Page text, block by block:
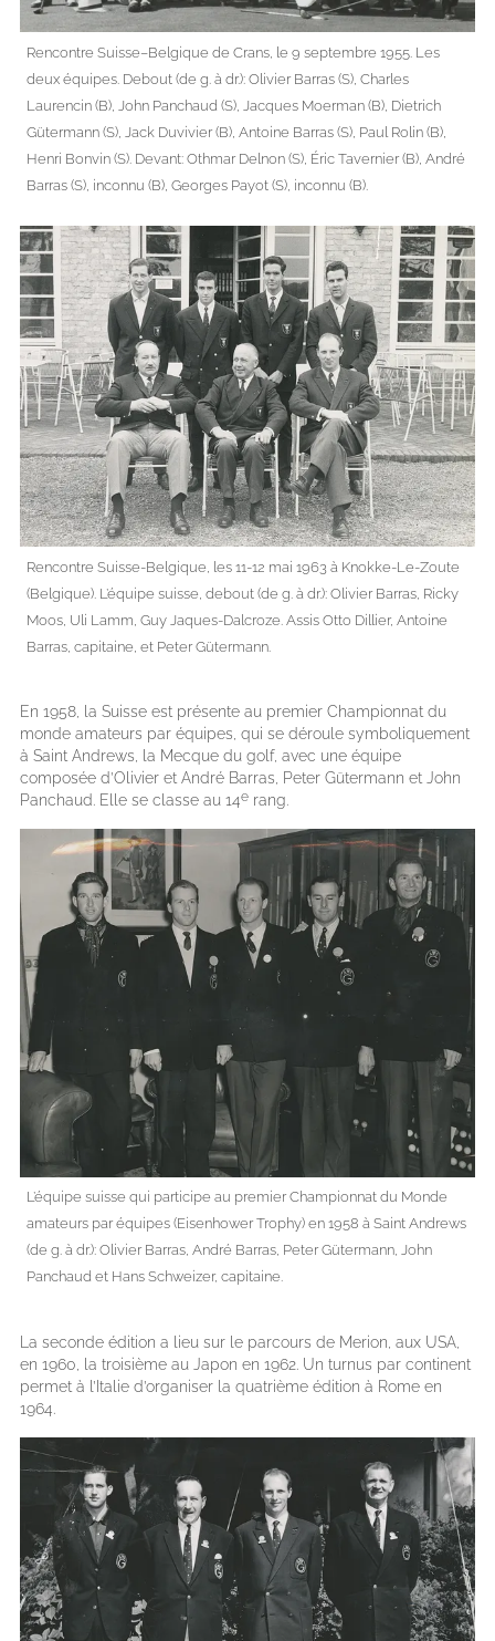
Rencontre Suisse–Belgique de Crans, le 9 septembre 1955. Les
deux équipes. Debout (de g. à dr.): Olivier Barras (S), Charles
Laurencin (B), John Panchaud (S), Jacques Moerman (B), Dietrich
Gütermann (S), Jack Duvivier (B), Antoine Barras (S), Paul Rolin (B),
Henri Bonvin (S). Devant: Othmar Delnon (S), Éric Tavernier (B), André
Barras (S), inconnu (B), Georges Payot (S), inconnu (B).
Rencontre Suisse-Belgique, les 11-12 mai 1963 à Knokke-Le-Zoute
(Belgique). L’équipe suisse, debout (de g. à dr.): Olivier Barras, Ricky
Moos, Uli Lamm, Guy Jaques-Dalcroze. Assis Otto Dillier, Antoine
Barras, capitaine, et Peter Gütermann.
En 1958, la Suisse est présente au premier Championnat du
monde amateurs par équipes, qui se déroule symboliquement
à Saint Andrews, la Mecque du golf, avec une équipe
composée d’Olivier et André Barras, Peter Gütermann et John
Panchaud. Elle se classe au 14e rang.
L’équipe suisse qui participe au premier Championnat du Monde
amateurs par équipes (Eisenhower Trophy) en 1958 à Saint Andrews
(de g. à dr.): Olivier Barras, André Barras, Peter Gütermann, John
Panchaud et Hans Schweizer, capitaine.
La seconde édition a lieu sur le parcours de Merion, aux USA,
en 1960, la troisième au Japon en 1962. Un turnus par continent
permet à l’Italie d’organiser la quatrième édition à Rome en
1964.